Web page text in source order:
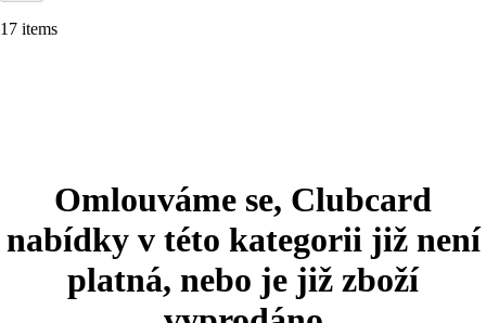
17 items
Omlouváme se, Clubcard
nabídky v této kategorii již není
platná, nebo je již zboží